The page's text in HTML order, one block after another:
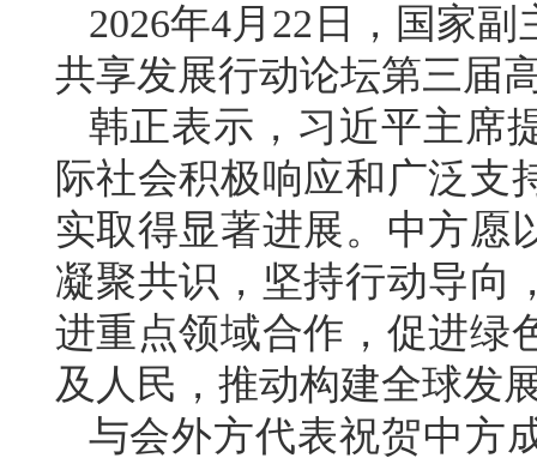
2026年4月22日，国家
共享发展行动论坛第三届
韩正表示，习近平主席
际社会积极响应和广泛支
实取得显著进展。中方愿
凝聚共识，坚持行动导向
进重点领域合作，促进绿
及人民，推动构建全球发
与会外方代表祝贺中方